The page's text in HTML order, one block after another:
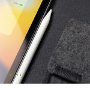
恩沛科技股份有限公司